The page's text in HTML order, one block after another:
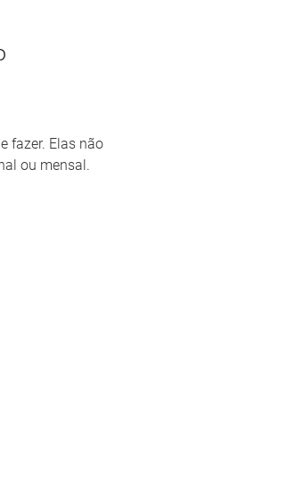
fazer. Elas não
ou mensal.